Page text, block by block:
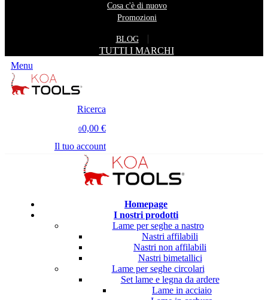
Cosa c'è di nuovo
Promozioni
BLOG
TUTTI I MARCHI
Menu
Ricerca
00,00 €
Il tuo account
Homepage
I nostri prodotti
Lame per seghe a nastro
Nastri affilabili
Nastri non affilabili
Nastri bimetallici
Lame per seghe circolari
Set lame e legna da ardere
Lame in acciaio